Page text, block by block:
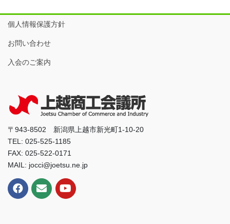
個人情報保護方針
お問い合わせ
入会のご案内
〒943-8502 新潟県上越市新光町1-10-20
TEL: 025-525-1185
FAX: 025-522-0171
MAIL: jocci@joetsu.ne.jp